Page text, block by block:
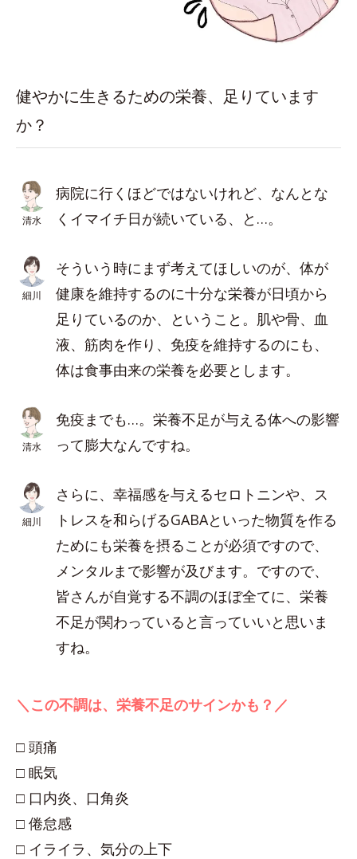
健やかに生きるための栄養、足りています
か？
清水
病院に行くほどではないけれど、なんとな
くイマイチ日が続いている、と…。
細川
そういう時にまず考えてほしいのが、体が
健康を維持するのに十分な栄養が日頃から
足りているのか、ということ。肌や骨、血
液、筋肉を作り、免疫を維持するのにも、
体は食事由来の栄養を必要とします。
清水
免疫までも…。栄養不足が与える体への影響
って膨大なんですね。
細川
さらに、幸福感を与えるセロトニンや、ス
トレスを和らげるGABAといった物質を作る
ためにも栄養を摂ることが必須ですので、
メンタルまで影響が及びます。ですので、
皆さんが自覚する不調のほぼ全てに、栄養
不足が関わっていると言っていいと思いま
すね。
＼この不調は、栄養不足のサインかも？／
□ 頭痛
□ 眠気
□ 口内炎、口角炎
□ 倦怠感
□ イライラ、気分の上下